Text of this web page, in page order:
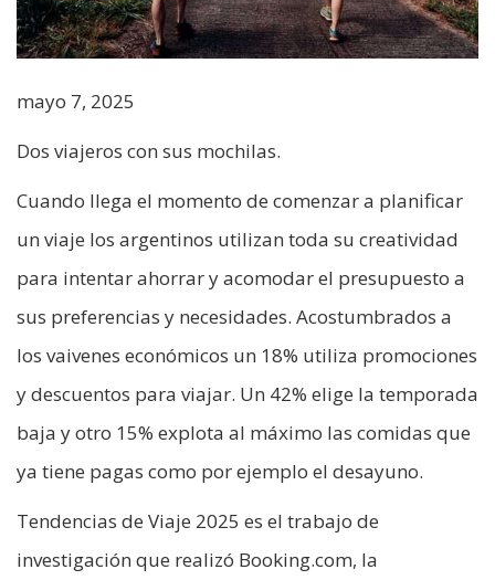
mayo 7, 2025
Dos viajeros con sus mochilas.
Cuando llega el momento de comenzar a planificar
un viaje los argentinos utilizan toda su creatividad
para intentar ahorrar y acomodar el presupuesto a
sus preferencias y necesidades. Acostumbrados a
los vaivenes económicos un 18% utiliza promociones
y descuentos para viajar. Un 42% elige la temporada
baja y otro 15% explota al máximo las comidas que
ya tiene pagas como por ejemplo el desayuno.
Tendencias de Viaje 2025 es el trabajo de
investigación que realizó Booking.com, la